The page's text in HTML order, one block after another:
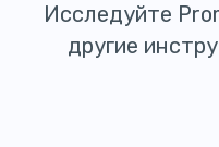
Исследуйте
другие